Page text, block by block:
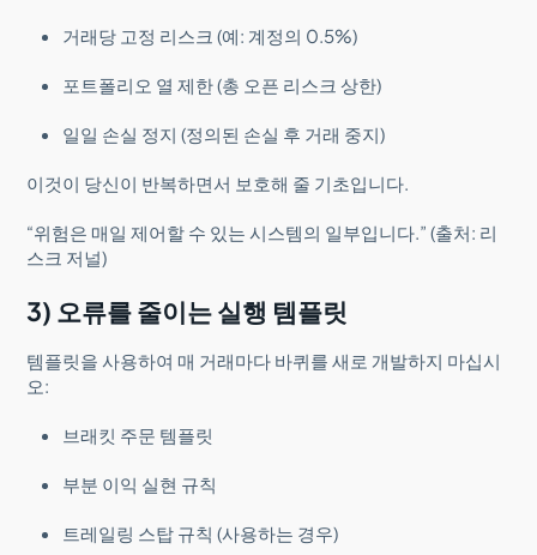
거래당 고정 리스크 (예: 계정의 0.5%)
포트폴리오 열 제한 (총 오픈 리스크 상한)
일일 손실 정지 (정의된 손실 후 거래 중지)
이것이 당신이 반복하면서 보호해 줄 기초입니다.
“위험은 매일 제어할 수 있는 시스템의 일부입니다.” (출처: 리
스크 저널)
3) 오류를 줄이는 실행 템플릿
템플릿을 사용하여 매 거래마다 바퀴를 새로 개발하지 마십시
오:
브래킷 주문 템플릿
부분 이익 실현 규칙
트레일링 스탑 규칙 (사용하는 경우)